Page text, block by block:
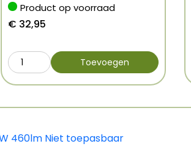
Product op voorraad
€ 32,95
Toevoegen